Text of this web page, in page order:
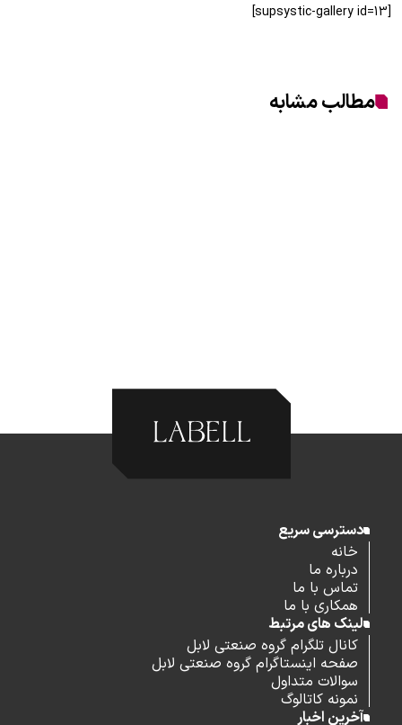
[supsystic-gallery id=13]
مطالب مشابه
دسترسی سریع
خانه
درباره ما
تماس با ما
همکاری با ما
لینک های مرتبط
کانال تلگرام گروه صنعتی لابل
صفحه اینستاگرام گروه صنعتی لابل
سوالات متداول
نمونه کاتالوگ
آخرین اخبار